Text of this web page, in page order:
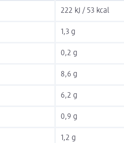
222 kJ / 53 kcal
1,3 g
0,2 g
8,6 g
6,2 g
0,9 g
1,2 g